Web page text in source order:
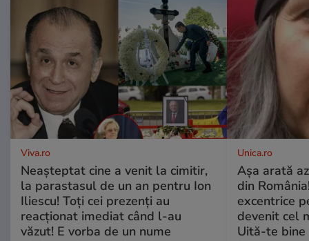
Viva.ro
Neașteptat cine a venit la cimitir,
la parastasul de un an pentru Ion
Iliescu! Toți cei prezenți au
reacționat imediat când l-au
văzut! E vorba de un nume
Unica.ro
Așa arată
din
excentrice
devenit cel
Uită-te bine